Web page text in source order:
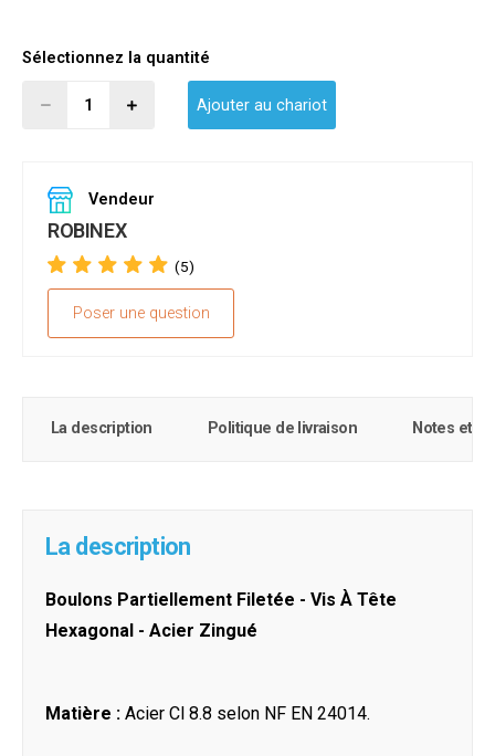
Sélectionnez la quantité
Ajouter au chariot
Vendeur
ROBINEX
(5)
Poser une question
La description Politique de livraison Notes et
La description
Boulons Partiellement Filetée - Vis À Tête
Hexagonal - Acier Zingué
Matière : Acier Cl 8.8 selon NF EN 24014.